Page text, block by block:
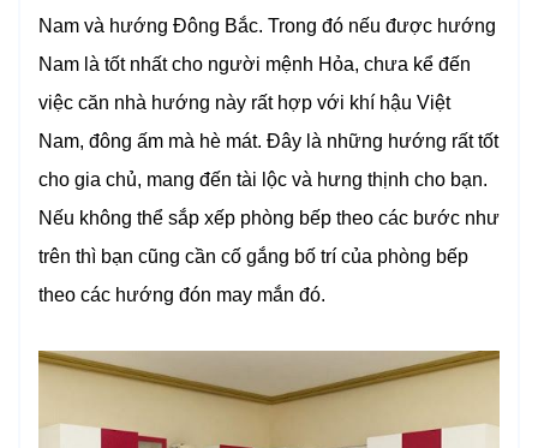
Nam và hướng Đông Bắc. Trong đó nếu được hướng
Nam là tốt nhất cho người mệnh Hỏa, chưa kể đến
việc căn nhà hướng này rất hợp với khí hậu Việt
Nam, đông ấm mà hè mát. Đây là những hướng rất tốt
cho gia chủ, mang đến tài lộc và hưng thịnh cho bạn.
Nếu không thể sắp xếp phòng bếp theo các bước như
trên thì bạn cũng cần cố gắng bố trí của phòng bếp
theo các hướng đón may mắn đó.